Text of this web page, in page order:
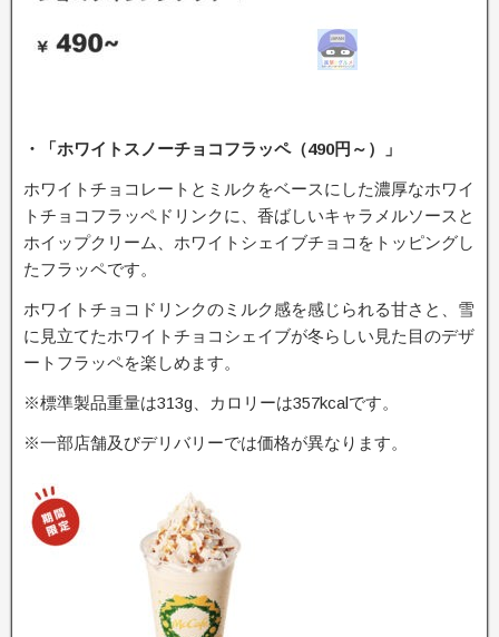
・「ホワイトスノーチョコフラッペ（490円～）」
ホワイトチョコレートとミルクをベースにした濃厚なホワイ
トチョコフラッペドリンクに、香ばしいキャラメルソースと
ホイップクリーム、ホワイトシェイブチョコをトッピングし
たフラッペです。
ホワイトチョコドリンクのミルク感を感じられる甘さと、雪
に見立てたホワイトチョコシェイブが冬らしい見た目のデザ
ートフラッペを楽しめます。
※標準製品重量は313g、カロリーは357kcalです。
※一部店舗及びデリバリーでは価格が異なります。